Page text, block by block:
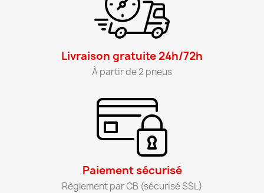
Livraison gratuite 24h/72h​
À partir de 2 pneus​
Paiement sécurisé​
Règlement par CB (sécurisé SSL)​